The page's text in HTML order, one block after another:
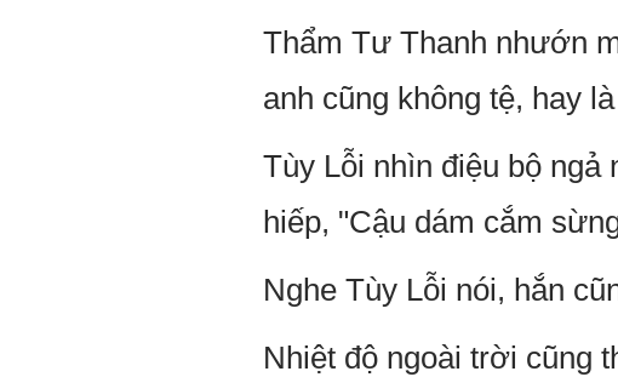
Thẩm Tư Thanh nhướn
anh cũng không tệ, hay
Tùy Lỗi nhìn điệu bộ
hiếp, "Cậu dám cắm
Nghe Tùy Lỗi nói, hắn
Nhiệt độ ngoài trời cũng